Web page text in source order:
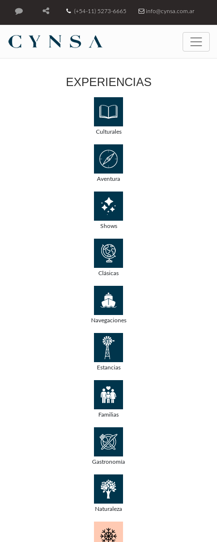
(+54-11) 5273-6665 info@cynsa.com.ar
EXPERIENCIAS
Culturales
Aventura
Shows
Clásicas
Navegaciones
Estancias
Familias
Gastronomía
Naturaleza